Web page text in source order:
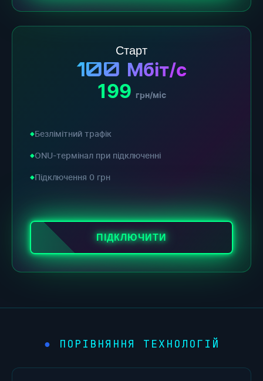
Старт
100 Мбіт/с
199 грн/міс
Безлімітний трафік
ONU-термінал при підключенні
Підключення 0 грн
ПІДКЛЮЧИТИ
ПОРІВНЯННЯ ТЕХНОЛОГІЙ